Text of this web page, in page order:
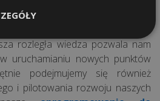
gastronomicznego
jak i na wielkość punktu
rozległa wiedza pozwala nam
uruchamianiu nowych punktów
podejmujemy się również
i pilotowania rozwoju naszych